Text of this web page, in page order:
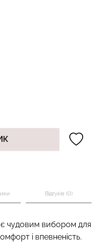
Відгуків (0)
є чудовим вибором для
і впевненість.